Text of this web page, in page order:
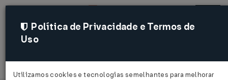
Acessar
Política de Privacidade e Termos de
Uso
Utilizamos cookies e tecnologias semelhantes para melhorar